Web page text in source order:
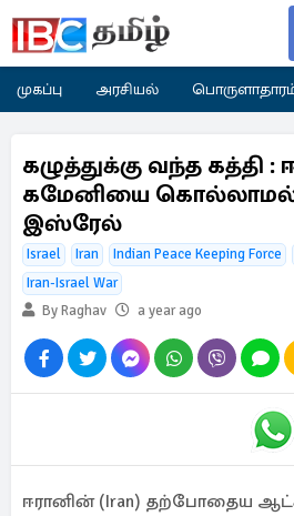
முகப்பு அரசியல்
கழுத்துக்கு வந்த கத்தி :
கமேனியை
இஸ்ரேல்
Israel Iran Indian Peace Keeping Force
Iran-Israel War
By Raghav
a year ago
ஈரானின் (Iran) தற்போதைய